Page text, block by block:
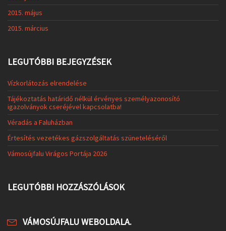
2015. május
2015. március
LEGUTÓBBI BEJEGYZÉSEK
Vízkorlátozás elrendelése
Tájékoztatás határidő nélkül érvényes személyazonosító
igazolványok cseréjével kapcsolatba!
Véradás a Faluházban
Értesítés vezetékes gázszolgáltatás szüneteléséről
Vámosújfalu Virágos Portája 2026
LEGUTÓBBI HOZZÁSZÓLÁSOK
VÁMOSÚJFALU WEBOLDALA.